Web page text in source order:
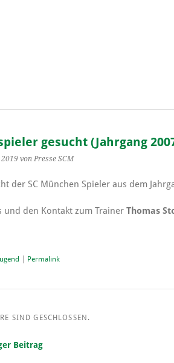
gesucht (Jahrgang
von Presse SCM
der SC München Spieler aus dem
und den Kontakt zum Trainer Thomas
Jugend Permalink
SIND GESCHLOSSEN.
Beitrag